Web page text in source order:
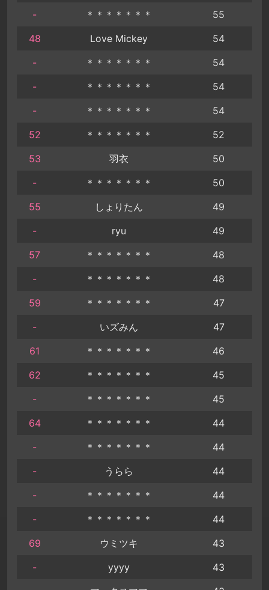
-
＊＊＊＊＊＊＊
55
48
Love Mickey
54
-
＊＊＊＊＊＊＊
54
-
＊＊＊＊＊＊＊
54
-
＊＊＊＊＊＊＊
54
52
＊＊＊＊＊＊＊
52
53
羽衣
50
-
＊＊＊＊＊＊＊
50
55
しょりたん
49
-
ryu
49
57
＊＊＊＊＊＊＊
48
-
＊＊＊＊＊＊＊
48
59
＊＊＊＊＊＊＊
47
-
いズみん
47
61
＊＊＊＊＊＊＊
46
62
＊＊＊＊＊＊＊
45
-
＊＊＊＊＊＊＊
45
64
＊＊＊＊＊＊＊
44
-
＊＊＊＊＊＊＊
44
-
うらら
44
-
＊＊＊＊＊＊＊
44
-
＊＊＊＊＊＊＊
44
69
ウミツキ
43
-
yyyy
43